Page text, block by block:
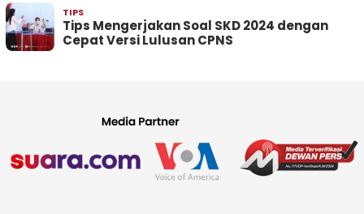
TIPS
Tips Mengerjakan Soal SKD 2024 dengan
Cepat Versi Lulusan CPNS